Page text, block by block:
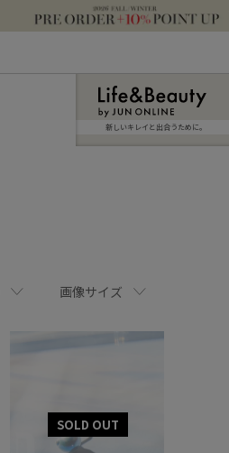
新しいキレイと出合うために。
画像サイズ